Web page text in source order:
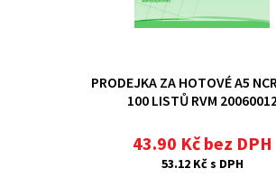
PRODEJKA ZA HOTOVÉ A5
100 LISTŮ RVM
43.90 Kč bez DPH
53.12 Kč s DPH